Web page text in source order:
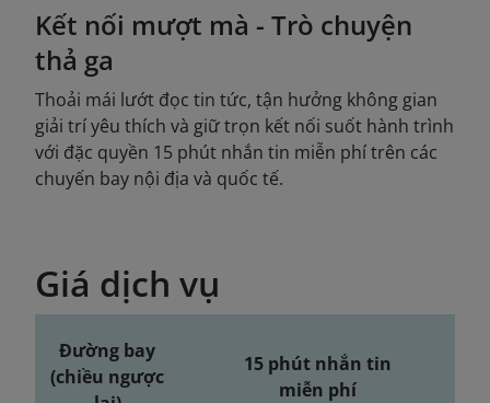
Kết nối mượt mà - Trò chuyện
thả ga
Thoải mái lướt đọc tin tức, tận hưởng không gian
giải trí yêu thích và giữ trọn kết nối suốt hành trình
với đặc quyền 15 phút nhắn tin miễn phí trên các
chuyến bay nội địa và quốc tế.
Giá dịch vụ
Đường bay
(chiều ngược
15 phút nhắn tin
miễn phí